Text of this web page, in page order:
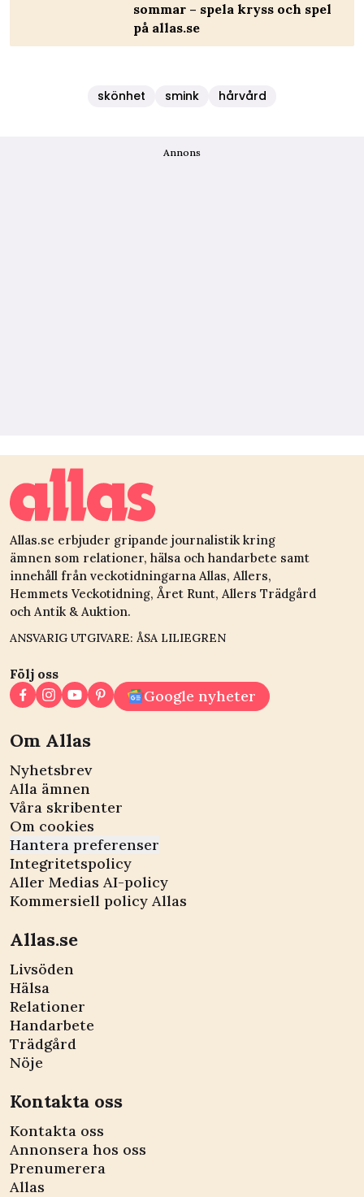
sommar – spela kryss och spel
på allas.se
skönhet smink hårvård
Annons
Allas.se erbjuder gripande journalistik kring
ämnen som relationer, hälsa och handarbete samt
innehåll från veckotidningarna Allas, Allers,
Hemmets Veckotidning, Året Runt, Allers Trädgård
och Antik & Auktion.
ANSVARIG UTGIVARE: ÅSA LILIEGREN
Följ oss
Google nyheter
Om Allas
Nyhetsbrev
Alla ämnen
Våra skribenter
Om cookies
Hantera preferenser
Integritetspolicy
Aller Medias AI-policy
Kommersiell policy Allas
Allas.se
Livsöden
Hälsa
Relationer
Handarbete
Trädgård
Nöje
Kontakta oss
Kontakta oss
Annonsera hos oss
Prenumerera
Allas